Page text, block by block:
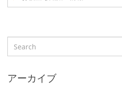
アーカイブ